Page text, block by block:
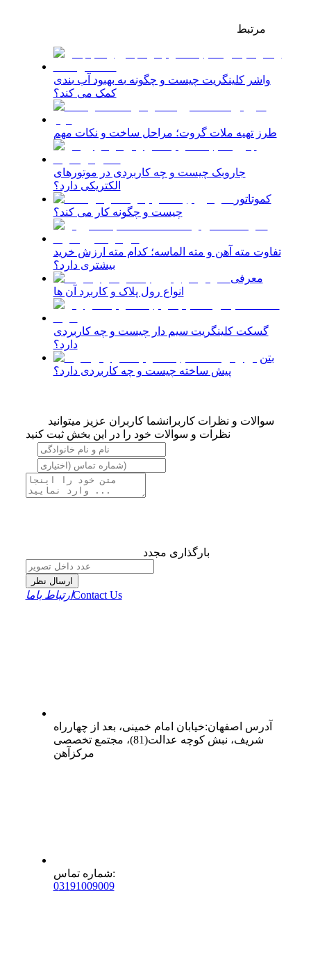
مرتبط
واشر کلینگریت چیست و چگونه به بهبود آب بندی
کمک می کند؟
طرز تهیه ملات گروت؛ مراحل ساخت و نکات مهم
جاروبک چیست و چه کاربردی در موتورهای
الکتریکی دارد؟
کموتاتور
چیست و چگونه کار می کند؟
تفاوت مته آهن و مته الماسه؛ کدام مته ارزش خرید
بیشتری دارد؟
معرفی
انواع رول پلاک و کاربرد آن ها
گسکت کلینگریت سیم دار چیست و چه کاربردی
دارد؟
بتن
پیش ساخته چیست و چه کاربردی دارد؟
سوالات و نظرات کاربرانشما کاربران عزیز میتوانید
نظرات و سوالات خود را در این بخش ثبت کنید
بارگذاری مجدد
ارسال نظر
ارتباط باماContact Us
آدرس اصفهان:خیابان امام خمینی، بعد از چهارراه
شریف، نبش کوچه عدالت(81)، مجتمع تخصصی
مرکزآهن
شماره تماس:
03191009009